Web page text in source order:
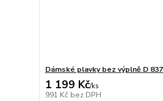
Dámské plavky bez výplně D
1 199 Kč/ks
991 Kč bez DPH